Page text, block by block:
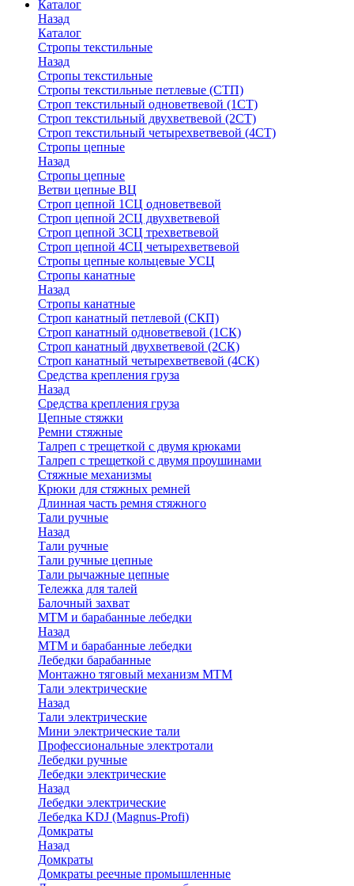
Каталог
Назад
Каталог
Стропы текстильные
Назад
Стропы текстильные
Стропы текстильные петлевые (СТП)
Строп текстильный одноветвевой (1СТ)
Строп текстильный двухветвевой (2СТ)
Строп текстильный четырехветвевой (4СТ)
Стропы цепные
Назад
Стропы цепные
Ветви цепные ВЦ
Строп цепной 1СЦ одноветвевой
Строп цепной 2СЦ двухветвевой
Строп цепной 3СЦ трехветвевой
Строп цепной 4СЦ четырехветвевой
Стропы цепные кольцевые УСЦ
Стропы канатные
Назад
Стропы канатные
Строп канатный петлевой (СКП)
Строп канатный одноветвевой (1СК)
Строп канатный двухветвевой (2СК)
Строп канатный четырехветвевой (4СК)
Средства крепления груза
Назад
Средства крепления груза
Цепные стяжки
Ремни стяжные
Талреп с трещеткой с двумя крюками
Талреп с трещеткой с двумя проушинами
Стяжные механизмы
Крюки для стяжных ремней
Длинная часть ремня стяжного
Тали ручные
Назад
Тали ручные
Тали ручные цепные
Тали рычажные цепные
Тележка для талей
Балочный захват
МТМ и барабанные лебедки
Назад
МТМ и барабанные лебедки
Лебедки барабанные
Монтажно тяговый механизм МТМ
Тали электрические
Назад
Тали электрические
Мини электрические тали
Профессиональные электротали
Лебедки ручные
Лебедки электрические
Назад
Лебедки электрические
Лебедка KDJ (Magnus-Profi)
Домкраты
Назад
Домкраты
Домкраты реечные промышленные